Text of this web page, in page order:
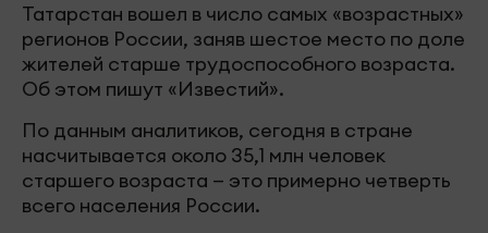
Татарстан вошел в число самых «возрастных»
регионов России, заняв шестое место по доле
жителей старше трудоспособного возраста.
Об этом пишут «Известий».
По данным аналитиков, сегодня в стране
насчитывается около 35,1 млн человек
старшего возраста — это примерно четверть
всего населения России.